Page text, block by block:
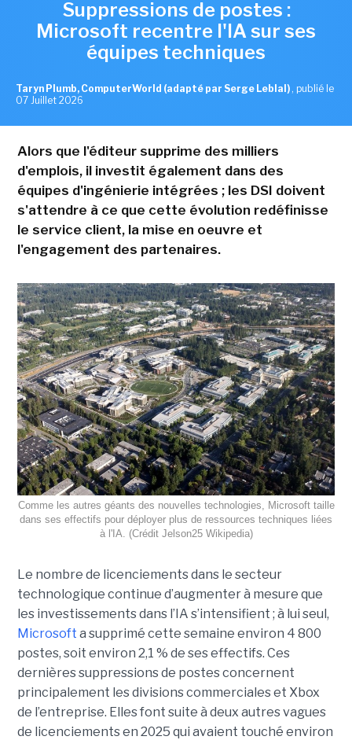
Suppressions de postes :
Microsoft recentre l'IA sur ses
équipes techniques
Taryn Plumb, ComputerWorld (adapté par Serge Leblal) , publié le
07 Juillet 2026
Alors que l'éditeur supprime des milliers
d'emplois, il investit également dans des
équipes d'ingénierie intégrées ; les DSI doivent
s'attendre à ce que cette évolution redéfinisse
le service client, la mise en oeuvre et
l'engagement des partenaires.
Comme les autres géants des nouvelles technologies, Microsoft taille
dans ses effectifs pour déployer plus de ressources techniques liées
à l'IA. (Crédit Jelson25 Wikipedia)
Le nombre de licenciements dans le secteur
technologique continue d’augmenter à mesure que
les investissements dans l’IA s’intensifient ; à lui seul,
Microsoft a supprimé cette semaine environ 4 800
postes, soit environ 2,1 % de ses effectifs. Ces
dernières suppressions de postes concernent
principalement les divisions commerciales et Xbox
de l’entreprise. Elles font suite à deux autres vagues
de licenciements en 2025 qui avaient touché environ